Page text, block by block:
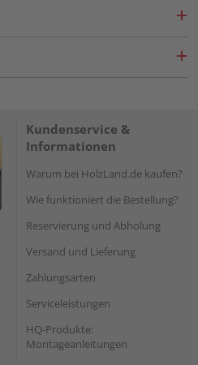
Kundenservice &
Informationen
Warum bei HolzLand.de kaufen?
Wie funktioniert die Bestellung?
Reservierung und Abholung
Versand und Lieferung
Zahlungsarten
Serviceleistungen
HQ-Produkte:
Montageanleitungen